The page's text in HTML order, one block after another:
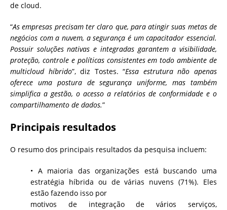
de cloud.
“As empresas precisam ter claro que, para atingir suas metas de
negócios com a nuvem, a segurança é um capacitador essencial.
Possuir soluções nativas e integradas garantem a visibilidade,
proteção, controle e políticas consistentes em todo ambiente de
multicloud híbrido”, diz Tostes. “Essa estrutura não apenas
oferece uma postura de segurança uniforme, mas também
simplifica a gestão, o acesso a relatórios de conformidade e o
compartilhamento de dados.”
Principais resultados
O resumo dos principais resultados da pesquisa incluem:
• A maioria das organizações está buscando uma
estratégia híbrida ou de várias nuvens (71%). Eles
estão fazendo isso por
motivos de integração de vários serviços,